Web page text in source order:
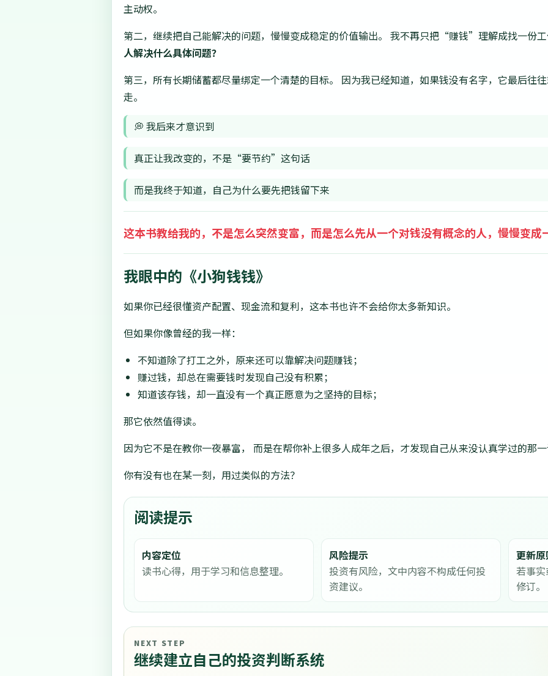
主动权。
第二，继续把自己能解决的问题，慢慢变成稳定的价值输出。 我不再只把“赚钱”理解成找一份
人解决什么具体问题？
第三，所有长期储蓄都尽量绑定一个清楚的目标。 因为我已经知道，如果钱没有名字，它最后往
走。
💭 我后来才意识到
真正让我改变的，不是“要节约”这句话
而是我终于知道，自己为什么要先把钱留下来
这本书教给我的，不是怎么突然变富，而是怎么先从一个对钱没有概念的人，慢慢变成
我眼中的《小狗钱钱》
如果你已经很懂资产配置、现金流和复利，这本书也许不会给你太多新知识。
但如果你像曾经的我一样：
不知道除了打工之外，原来还可以靠解决问题赚钱；
赚过钱，却总在需要钱时发现自己没有积累；
知道该存钱，却一直没有一个真正愿意为之坚持的目标；
那它依然值得读。
因为它不是在教你一夜暴富， 而是在帮你补上很多人成年之后，才发现自己从来没认真学过的那
你有没有也在某一刻，用过类似的方法？
阅读提示
内容定位
读书心得，用于学习和信息整理。
风险提示
投资有风险，文中内容不构成任何投
资建议。
更新
若事
修订。
NEXT STEP
继续建立自己的投资判断系统